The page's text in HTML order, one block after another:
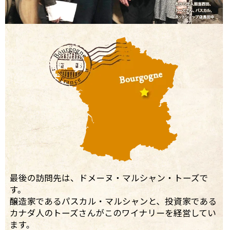
最後の訪問先は、ドメーヌ・マルシャン・トーズで
す。
醸造家であるパスカル・マルシャンと、投資家である
カナダ人のトーズさんがこのワイナリーを経営してい
ます。